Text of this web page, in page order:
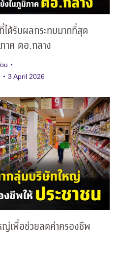
ได้รับผลกระทบมากที่สุด
าค ตอ.กลาง
3 April 2026
เพื่อช่วยลดค่าครองชีพ